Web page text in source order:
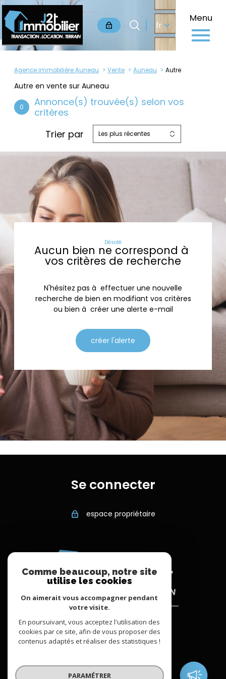
Menu
Langue
fr
Accueil
Langue
fr
Agence immobilière Auneau Vente Auneau Autre
Autre en vente sur Auneau
0
Annonce(s) trouvée(s) selon vos
critères
Trier par
Les plus récentes
Désolé
Aucun bien ne correspond à
vos critères de recherche
N'hésitez pas à effectuer une nouvelle
recherche de bien en modifiant vos critères
ou bien à créer une alerte e-mail
créer l'alerte
Se connecter
espace propriétaire
Traduction powered by Google
Comme beaucoup, notre site
utilise les cookies
On aimerait vous accompagner pendant
votre visite.
En poursuivant, vous acceptez l'utilisation des
cookies par ce site, afin de vous proposer des
contenus adaptés et réaliser des statistiques !
PARAMÉTRER